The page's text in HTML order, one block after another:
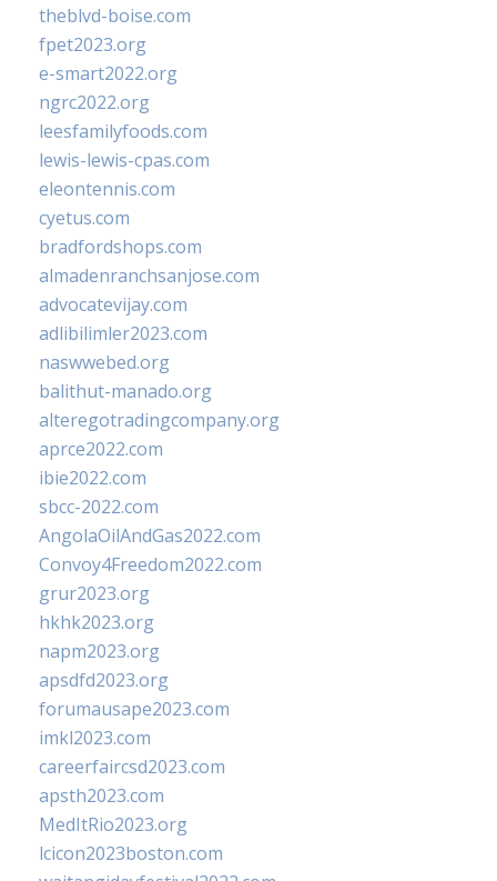
theblvd-boise.com
fpet2023.org
e-smart2022.org
ngrc2022.org
leesfamilyfoods.com
lewis-lewis-cpas.com
eleontennis.com
cyetus.com
bradfordshops.com
almadenranchsanjose.com
advocatevijay.com
adlibilimler2023.com
naswwebed.org
balithut-manado.org
alteregotradingcompany.org
aprce2022.com
ibie2022.com
sbcc-2022.com
AngolaOilAndGas2022.com
Convoy4Freedom2022.com
grur2023.org
hkhk2023.org
napm2023.org
apsdfd2023.org
forumausape2023.com
imkl2023.com
careerfaircsd2023.com
apsth2023.com
MedItRio2023.org
lcicon2023boston.com